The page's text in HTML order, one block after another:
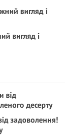
вигляд і
задоволення!